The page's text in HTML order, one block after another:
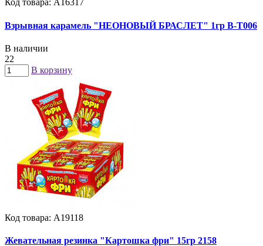
Код товара: А16317
Взрывная карамель "НЕОНОВЫЙ БРАСЛЕТ" 1гр B-T006
В наличии
22
В корзину
Код товара: А19118
Жевательная резинка "Картошка фри" 15гр 2158